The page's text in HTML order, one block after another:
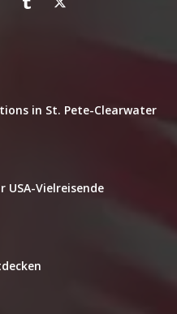
in St. Pete-Clearwater
USA-Vielreisende